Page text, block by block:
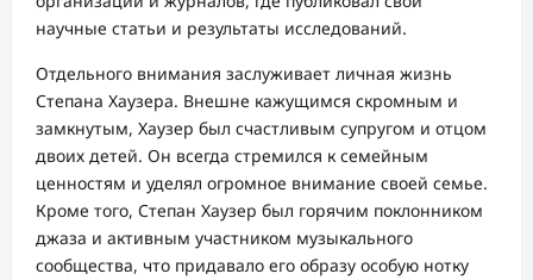
научные статьи и результаты исследований.
Отдельного внимания заслуживает личная жизнь
Степана Хаузера. Внешне кажущимся скромным и
замкнутым, Хаузер был счастливым супругом и отцом
двоих детей. Он всегда стремился к семейным
ценностям и уделял огромное внимание своей семье.
Кроме того, Степан Хаузер был горячим поклонником
джаза и активным участником музыкального
сообщества, что придавало его образу особую нотку